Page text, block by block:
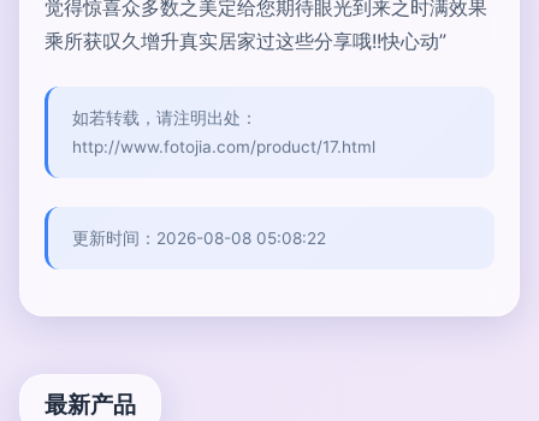
觉得惊喜众多数之美定给您期待眼光到来之时满效果
乘所获叹久增升真实居家过这些分享哦!!快心动”
如若转载，请注明出处：
http://www.fotojia.com/product/17.html
更新时间：2026-08-08 05:08:22
最新产品